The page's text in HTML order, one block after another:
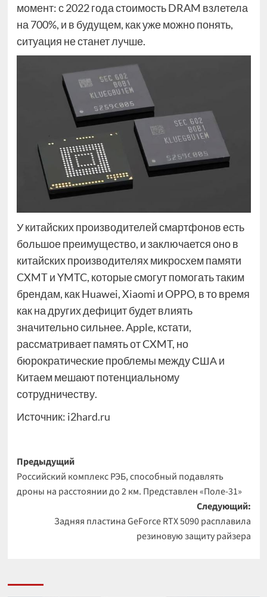
момент: с 2022 года стоимость DRAM взлетела
на 700%, и в будущем, как уже можно понять,
ситуация не станет лучше.
У китайских производителей смартфонов есть
большое преимущество, и заключается оно в
китайских производителях микросхем памяти
CXMT и YMTC, которые смогут помогать таким
брендам, как Huawei, Xiaomi и OPPO, в то время
как на других дефицит будет влиять
значительно сильнее. Apple, кстати,
рассматривает память от CXMT, но
бюрократические проблемы между США и
Китаем мешают потенциальному
сотрудничеству.
Источник: i2hard.ru
Навигация
записи
Предыдущий
Российский комплекс РЭБ, способный подавлять
дроны на расстоянии до 2 км. Представлен «Поле-31»
Следующий:
Задняя пластина GeForce RTX 5090 расплавила
резиновую защиту райзера